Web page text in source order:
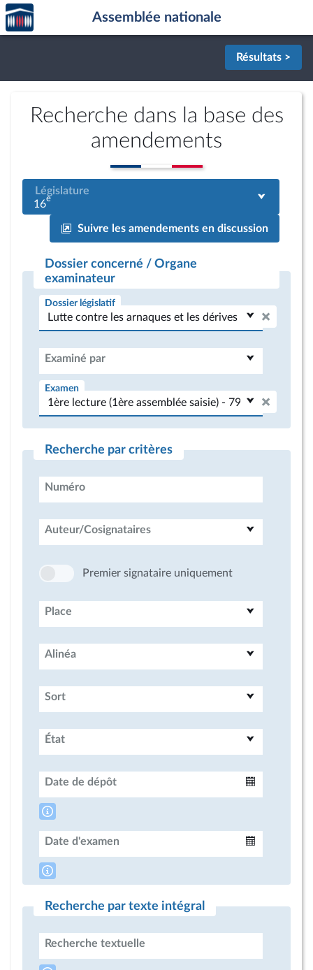
Aller au contenu
Aller en bas de la page
Accèder
à la
page
Assemblée nationale
Résultats >
Recherche dans la base des
amendements
Législature
16e
Suivre les amendements en discussion
Dossier concerné / Organe
examinateur
Dossier législatif
Examiné par
Examen
Recherche par critères
Numéro
Auteur/Cosignataires
Premier signataire uniquement
Place
Alinéa
Sort
État
Date de dépôt
Date d'examen
Recherche par texte intégral
Recherche textuelle